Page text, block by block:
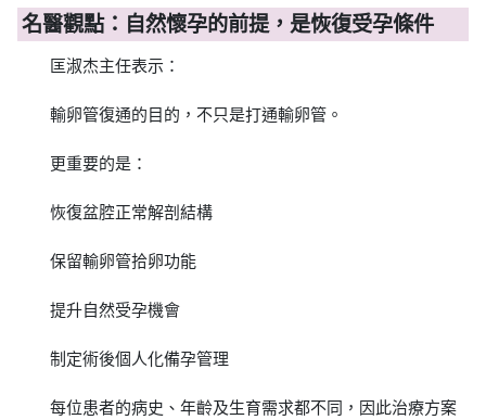
名醫觀點：自然懷孕的前提，是恢復受孕條件
匡淑杰主任表示：
輸卵管復通的目的，不只是打通輸卵管。
更重要的是：
恢復盆腔正常解剖結構
保留輸卵管拾卵功能
提升自然受孕機會
制定術後個人化備孕管理
每位患者的病史、年齡及生育需求都不同，因此治療方案